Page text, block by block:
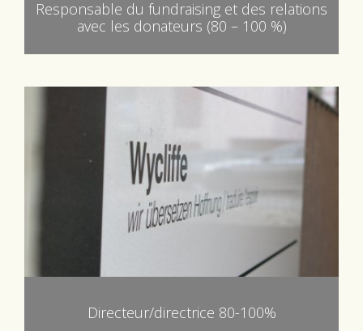
Responsable du fundraising et des relations
avec les donateurs (80 – 100 %)
Directeur/directrice 80-100%